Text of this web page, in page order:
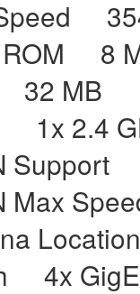
ROM 8
32 MB
1x 2.4
Support
Max
4x GigE